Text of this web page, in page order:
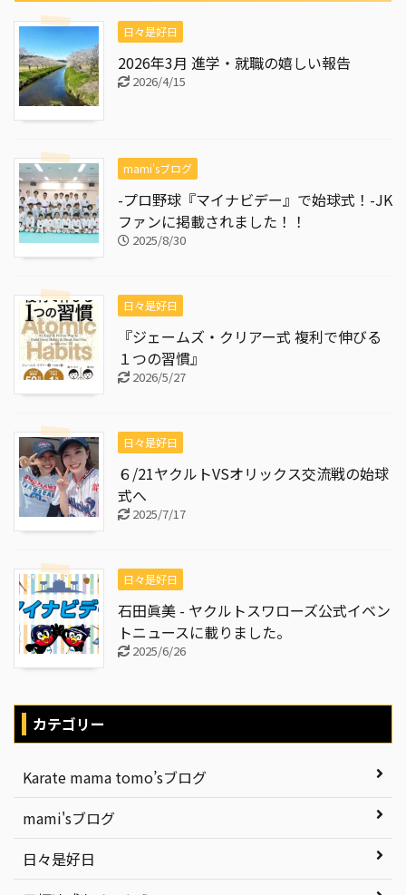
日々是好日
2026年3月 進学・就職の嬉しい報告
2026/4/15
mami'sブログ
-プロ野球『マイナビデー』で始球式！-JK
ファンに掲載されました！！
2025/8/30
日々是好日
『ジェームズ・クリアー式 複利で伸びる
１つの習慣』
2026/5/27
日々是好日
６/21ヤクルトVSオリックス交流戦の始球
式へ
2025/7/17
日々是好日
石田眞美 - ヤクルトスワローズ公式イベン
トニュースに載りました。
2025/6/26
カテゴリー
Karate mama tomo’sブログ
mami'sブログ
日々是好日